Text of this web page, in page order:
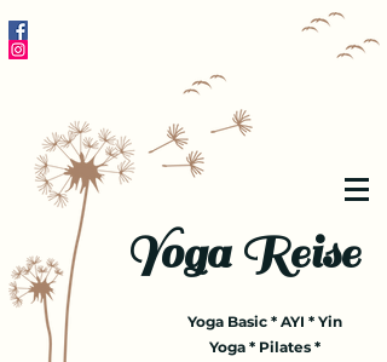
Yoga Reise
Yoga Basic * AYI * Yin
Yoga * Pilates *